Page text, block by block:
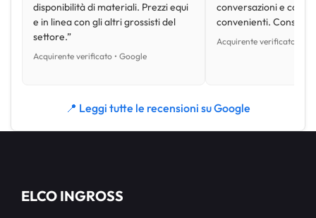
disponibilità di materiali. Prezzi equi
e in linea con gli altri grossisti del
settore.”
Acquirente verificato • Google
conversazioni e con
convenienti.
Acquirente verificato •
📍 Leggi tutte le recensioni su Google
ELCO INGROSS